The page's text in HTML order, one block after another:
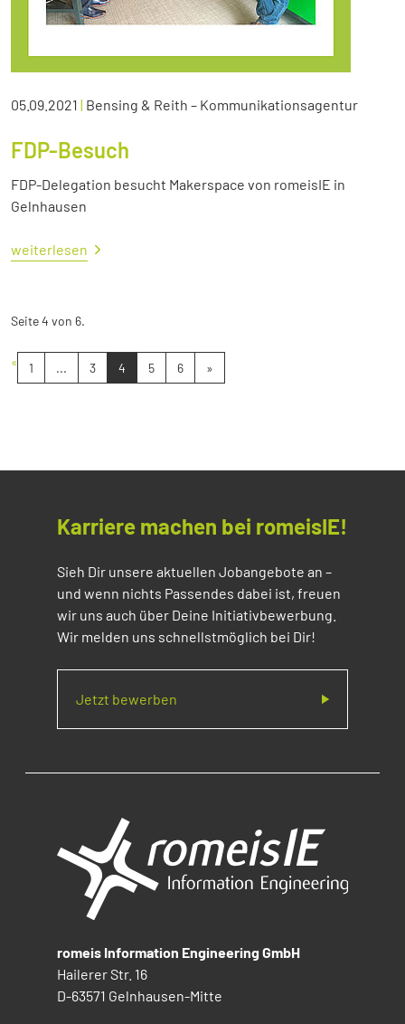
05.09.2021 | Bensing & Reith – Kommunikationsagentur
FDP-Besuch
FDP-Delegation besucht Makerspace von romeisIE in
Gelnhausen
weiterlesen
Seite 4 von 6.
« 1 ... 3 4 5 6 »
Karriere machen bei romeisIE!
Sieh Dir unsere aktuellen Jobangebote an –
und wenn nichts Passendes dabei ist, freuen
wir uns auch über Deine Initiativbewerbung.
Wir melden uns schnellstmöglich bei Dir!
Jetzt bewerben
romeis Information Engineering GmbH
Hailerer Str. 16
D-63571 Gelnhausen-Mitte